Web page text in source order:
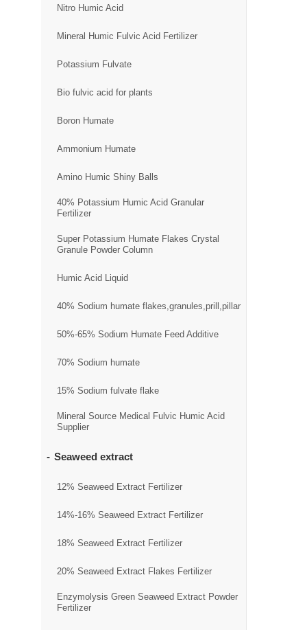
Nitro Humic Acid
Mineral Humic Fulvic Acid Fertilizer
Potassium Fulvate
Bio fulvic acid for plants
Boron Humate
Ammonium Humate
Amino Humic Shiny Balls
40% Potassium Humic Acid Granular
Fertilizer
Super Potassium Humate Flakes Crystal
Granule Powder Column
Humic Acid Liquid
40% Sodium humate flakes,granules,prill,pillar
50%-65% Sodium Humate Feed Additive
70% Sodium humate
15% Sodium fulvate flake
Mineral Source Medical Fulvic Humic Acid
Supplier
Seaweed extract
12% Seaweed Extract Fertilizer
14%-16% Seaweed Extract Fertilizer
18% Seaweed Extract Fertilizer
20% Seaweed Extract Flakes Fertilizer
Enzymolysis Green Seaweed Extract Powder
Fertilizer